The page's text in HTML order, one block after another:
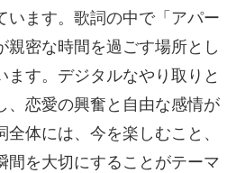
います。歌詞の中で「アパー
親密な時間を過ごす場所とし
ます。デジタルなやり取りと
、恋愛の興奮と自由な感情が
体には、今を楽しむこと、
間を大切にすることがテーマ